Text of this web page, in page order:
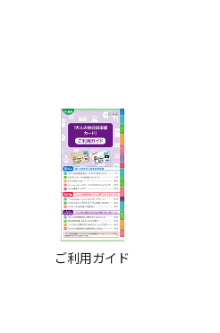
ご利用ガイド